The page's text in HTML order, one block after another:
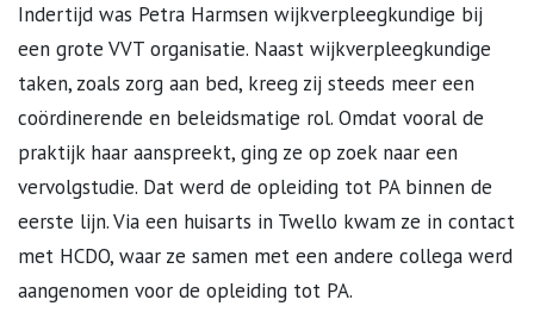
Indertijd was Petra Harmsen wijkverpleegkundige bij
een grote VVT organisatie. Naast wijkverpleegkundige
taken, zoals zorg aan bed, kreeg zij steeds meer een
coördinerende en beleidsmatige rol. Omdat vooral de
praktijk haar aanspreekt, ging ze op zoek naar een
vervolgstudie. Dat werd de opleiding tot PA binnen de
eerste lijn. Via een huisarts in Twello kwam ze in contact
met HCDO, waar ze samen met een andere collega werd
aangenomen voor de opleiding tot PA.